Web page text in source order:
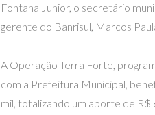
Fontana Junior, o secretário
gerente do Banrisul, Marcos
A Operação Terra Forte,
com a Prefeitura Municipal,
mil, totalizando um aporte de R$